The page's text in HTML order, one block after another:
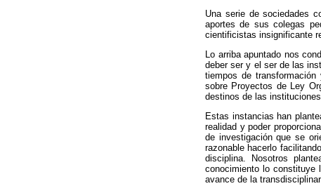
Una serie de sociedades
aportes de sus colegas
cientificistas insignificante
Lo arriba apuntado nos
deber ser y el ser de las
tiempos de
sobre Proyectos de Ley
destinos de las
Estas instancias han
realidad y poder
de investigación que se
razonable hacerlo
disciplina. Nosotros
conocimiento lo constituye
avance de la